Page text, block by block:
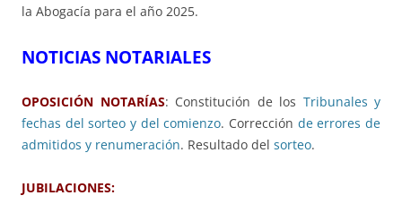
la Abogacía para el año 2025.
NOTICIAS NOTARIALES
OPOSICIÓN NOTARÍAS: Constitución de los Tribunales y
fechas del sorteo y del comienzo. Corrección de errores de
admitidos y renumeración. Resultado del sorteo.
JUBILACIONES: